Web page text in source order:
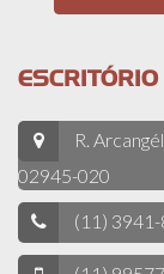
ESCRITÓRIO
R.
02945-020
(11)